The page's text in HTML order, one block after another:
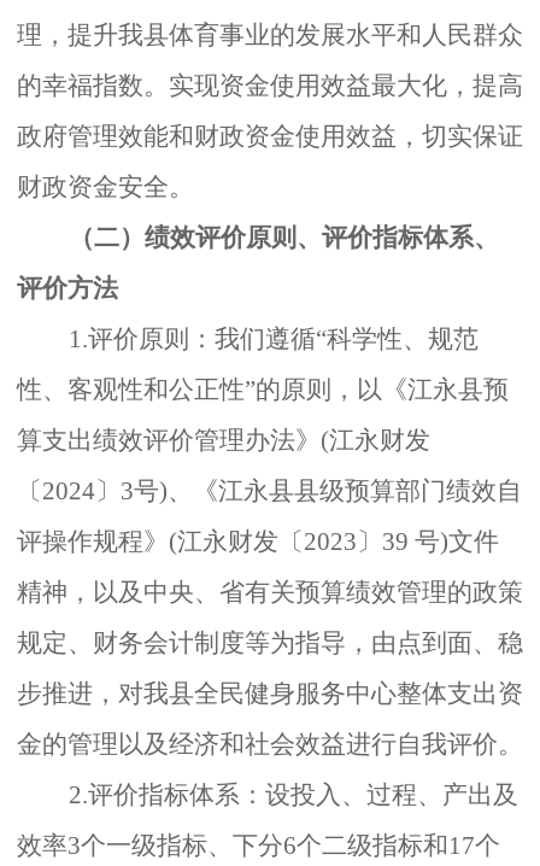
理，提升我县体育事业的发展水平和人民群众
的幸福指数。实现资金使用效益最大化，提高
政府管理效能和财政资金使用效益，切实保证
财政资金安全。
（二）绩效评价原则、评价指标体系、
评价方法
1.评价原则：我们遵循“科学性、规范
性、客观性和公正性”的原则，以 《江永县预
算支出绩效评价管理办法》 (江永财发
〔2024〕3号)、《江永县县级预算部门绩效自
评操作规程》(江永财发〔2023〕39 号)文件
精神，以及中央、省有关预算绩效管理的政策
规定、财务会计制度等为指导，由点到面、稳
步推进，对我县全民健身服务中心整体支出资
金的管理以及经济和社会效益进行自我评价。
2.评价指标体系：设投入、过程、产出及
效率3个一级指标、下分6个二级指标和17个